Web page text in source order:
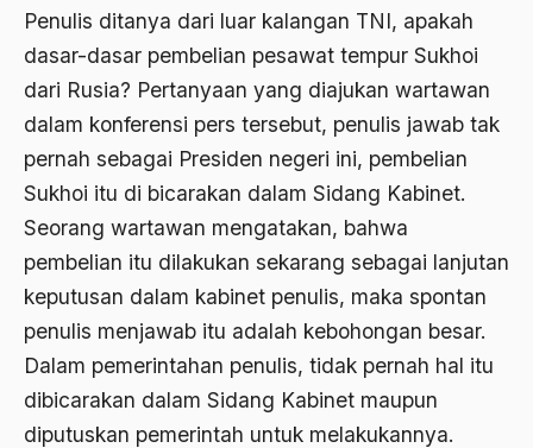
Penulis ditanya dari luar kalangan TNI, apakah
dasar-dasar pembelian pesawat tempur Sukhoi
dari Rusia? Pertanyaan yang diajukan wartawan
dalam konferensi pers tersebut, penulis jawab tak
pernah sebagai Presiden negeri ini, pembelian
Sukhoi itu di bicarakan dalam Sidang Kabinet.
Seorang wartawan mengatakan, bahwa
pembelian itu dilakukan sekarang sebagai lanjutan
keputusan dalam kabinet penulis, maka spontan
penulis menjawab itu adalah kebohongan besar.
Dalam pemerintahan penulis, tidak pernah hal itu
dibicarakan dalam Sidang Kabinet maupun
diputuskan pemerintah untuk melakukannya.
1991
1990
1988
1987
1986
1984
1983
adat
Adat dan Syari'at
Adat Ngada
Adat Pra-Islam
Adat Siri
Adi Sasono
Adipati Unus
Administrasi Negara